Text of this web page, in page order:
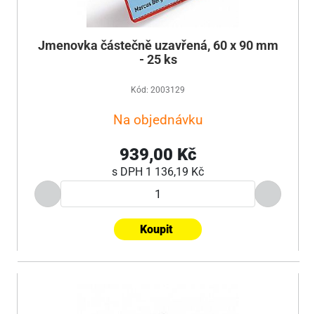
Jmenovka částečně uzavřená, 60 x 90 mm
- 25 ks
Kód: 2003129
Na objednávku
939,00 Kč
s DPH 1 136,19 Kč
Koupit